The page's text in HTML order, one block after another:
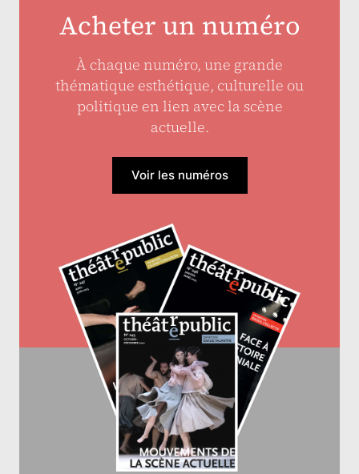
Acheter un numéro
À chaque numéro, une grande
thématique esthétique, culturelle ou
politique en lien avec la scène
actuelle.
Voir les numéros